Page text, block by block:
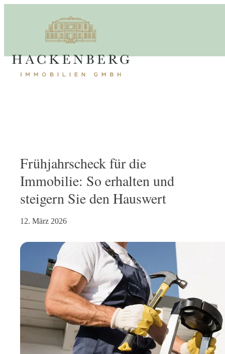
Frühjahrscheck für die
Immobilie: So erhalten und
steigern Sie den Hauswert
12. März 2026